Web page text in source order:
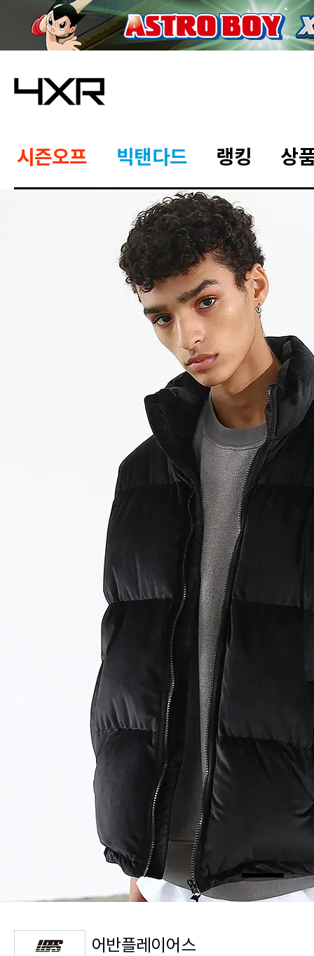
시즌오프 빅탠다드 랭킹 상
어반플레이어스